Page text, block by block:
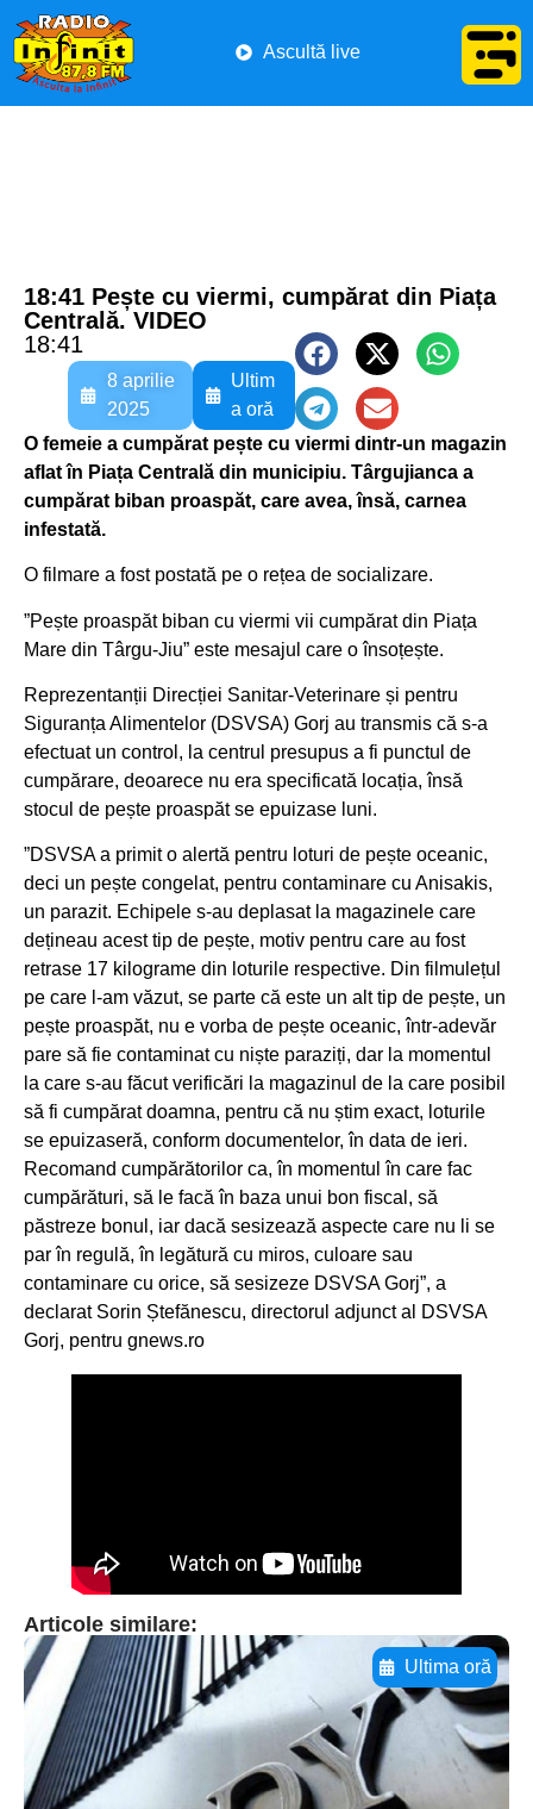
Ascultă live
18:41 Pește cu viermi, cumpărat din Piața
Centrală. VIDEO
18:41
8 aprilie
2025
Ultim
a oră
O femeie a cumpărat pește cu viermi dintr-un magazin
aflat în Piața Centrală din municipiu. Târgujianca a
cumpărat biban proaspăt, care avea, însă, carnea
infestată.
O filmare a fost postată pe o rețea de socializare.
”Pește proaspăt biban cu viermi vii cumpărat din Piața
Mare din Târgu-Jiu” este mesajul care o însoțește.
Reprezentanții Direcției Sanitar-Veterinare și pentru
Siguranța Alimentelor (DSVSA) Gorj au transmis că s-a
efectuat un control, la centrul presupus a fi punctul de
cumpărare, deoarece nu era specificată locația, însă
stocul de pește proaspăt se epuizase luni.
”DSVSA a primit o alertă pentru loturi de pește oceanic,
deci un pește congelat, pentru contaminare cu Anisakis,
un parazit. Echipele s-au deplasat la magazinele care
dețineau acest tip de pește, motiv pentru care au fost
retrase 17 kilograme din loturile respective. Din filmulețul
pe care l-am văzut, se parte că este un alt tip de pește, un
pește proaspăt, nu e vorba de pește oceanic, într-adevăr
pare să fie contaminat cu niște paraziți, dar la momentul
la care s-au făcut verificări la magazinul de la care posibil
să fi cumpărat doamna, pentru că nu știm exact, loturile
se epuizaseră, conform documentelor, în data de ieri.
Recomand cumpărătorilor ca, în momentul în care fac
cumpărături, să le facă în baza unui bon fiscal, să
păstreze bonul, iar dacă sesizează aspecte care nu li se
par în regulă, în legătură cu miros, culoare sau
contaminare cu orice, să sesizeze DSVSA Gorj”, a
declarat Sorin Ștefănescu, directorul adjunct al DSVSA
Gorj, pentru gnews.ro
Articole similare:
Ultima oră
Adaugă aici textul pentru
subtitluAdaugă aici
textul pentru